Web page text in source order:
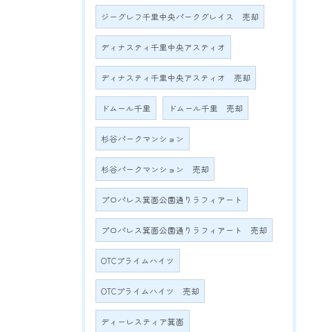
ジーグレフ千里中央パークグレイス 売却
ディナスティ千里中央アスティオ
ディナスティ千里中央アスティオ 売却
ドムール千里 ドムール千里 売却
杉谷パークマンション
杉谷パークマンション 売却
プロパレス箕面公園通りラフィアート
プロパレス箕面公園通りラフィアート 売却
OTCプライムハイツ
OTCプライムハイツ 売却
ディーレスティア箕面